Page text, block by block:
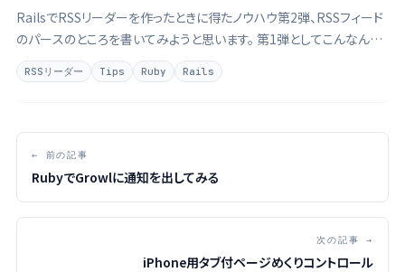
RailsでRSSリーダーを作ったときに得たノウハウ第2弾、RSSフィード
のパースのところを書いてみようと思います。 第1弾としてこんなん書
きました。 個別ページのURLからRSSフィードURLを取得する
feedbag - ぴよログ サイトURLを渡すとHTMLを解析してRSSフ …
RSSリーダー Tips Ruby Rails
← 前の記事
RubyでGrowlに通知を出してみる
次の記事 →
iPhone用タブ付ページめくりコントロール